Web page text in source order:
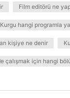
Film editörü ne
Kurgu hangi programla
kişiye ne denir
çalışmak için hangi